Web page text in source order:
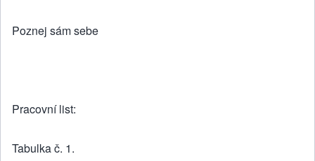
Poznej sám sebe
Pracovní list:
Tabulka č. 1.